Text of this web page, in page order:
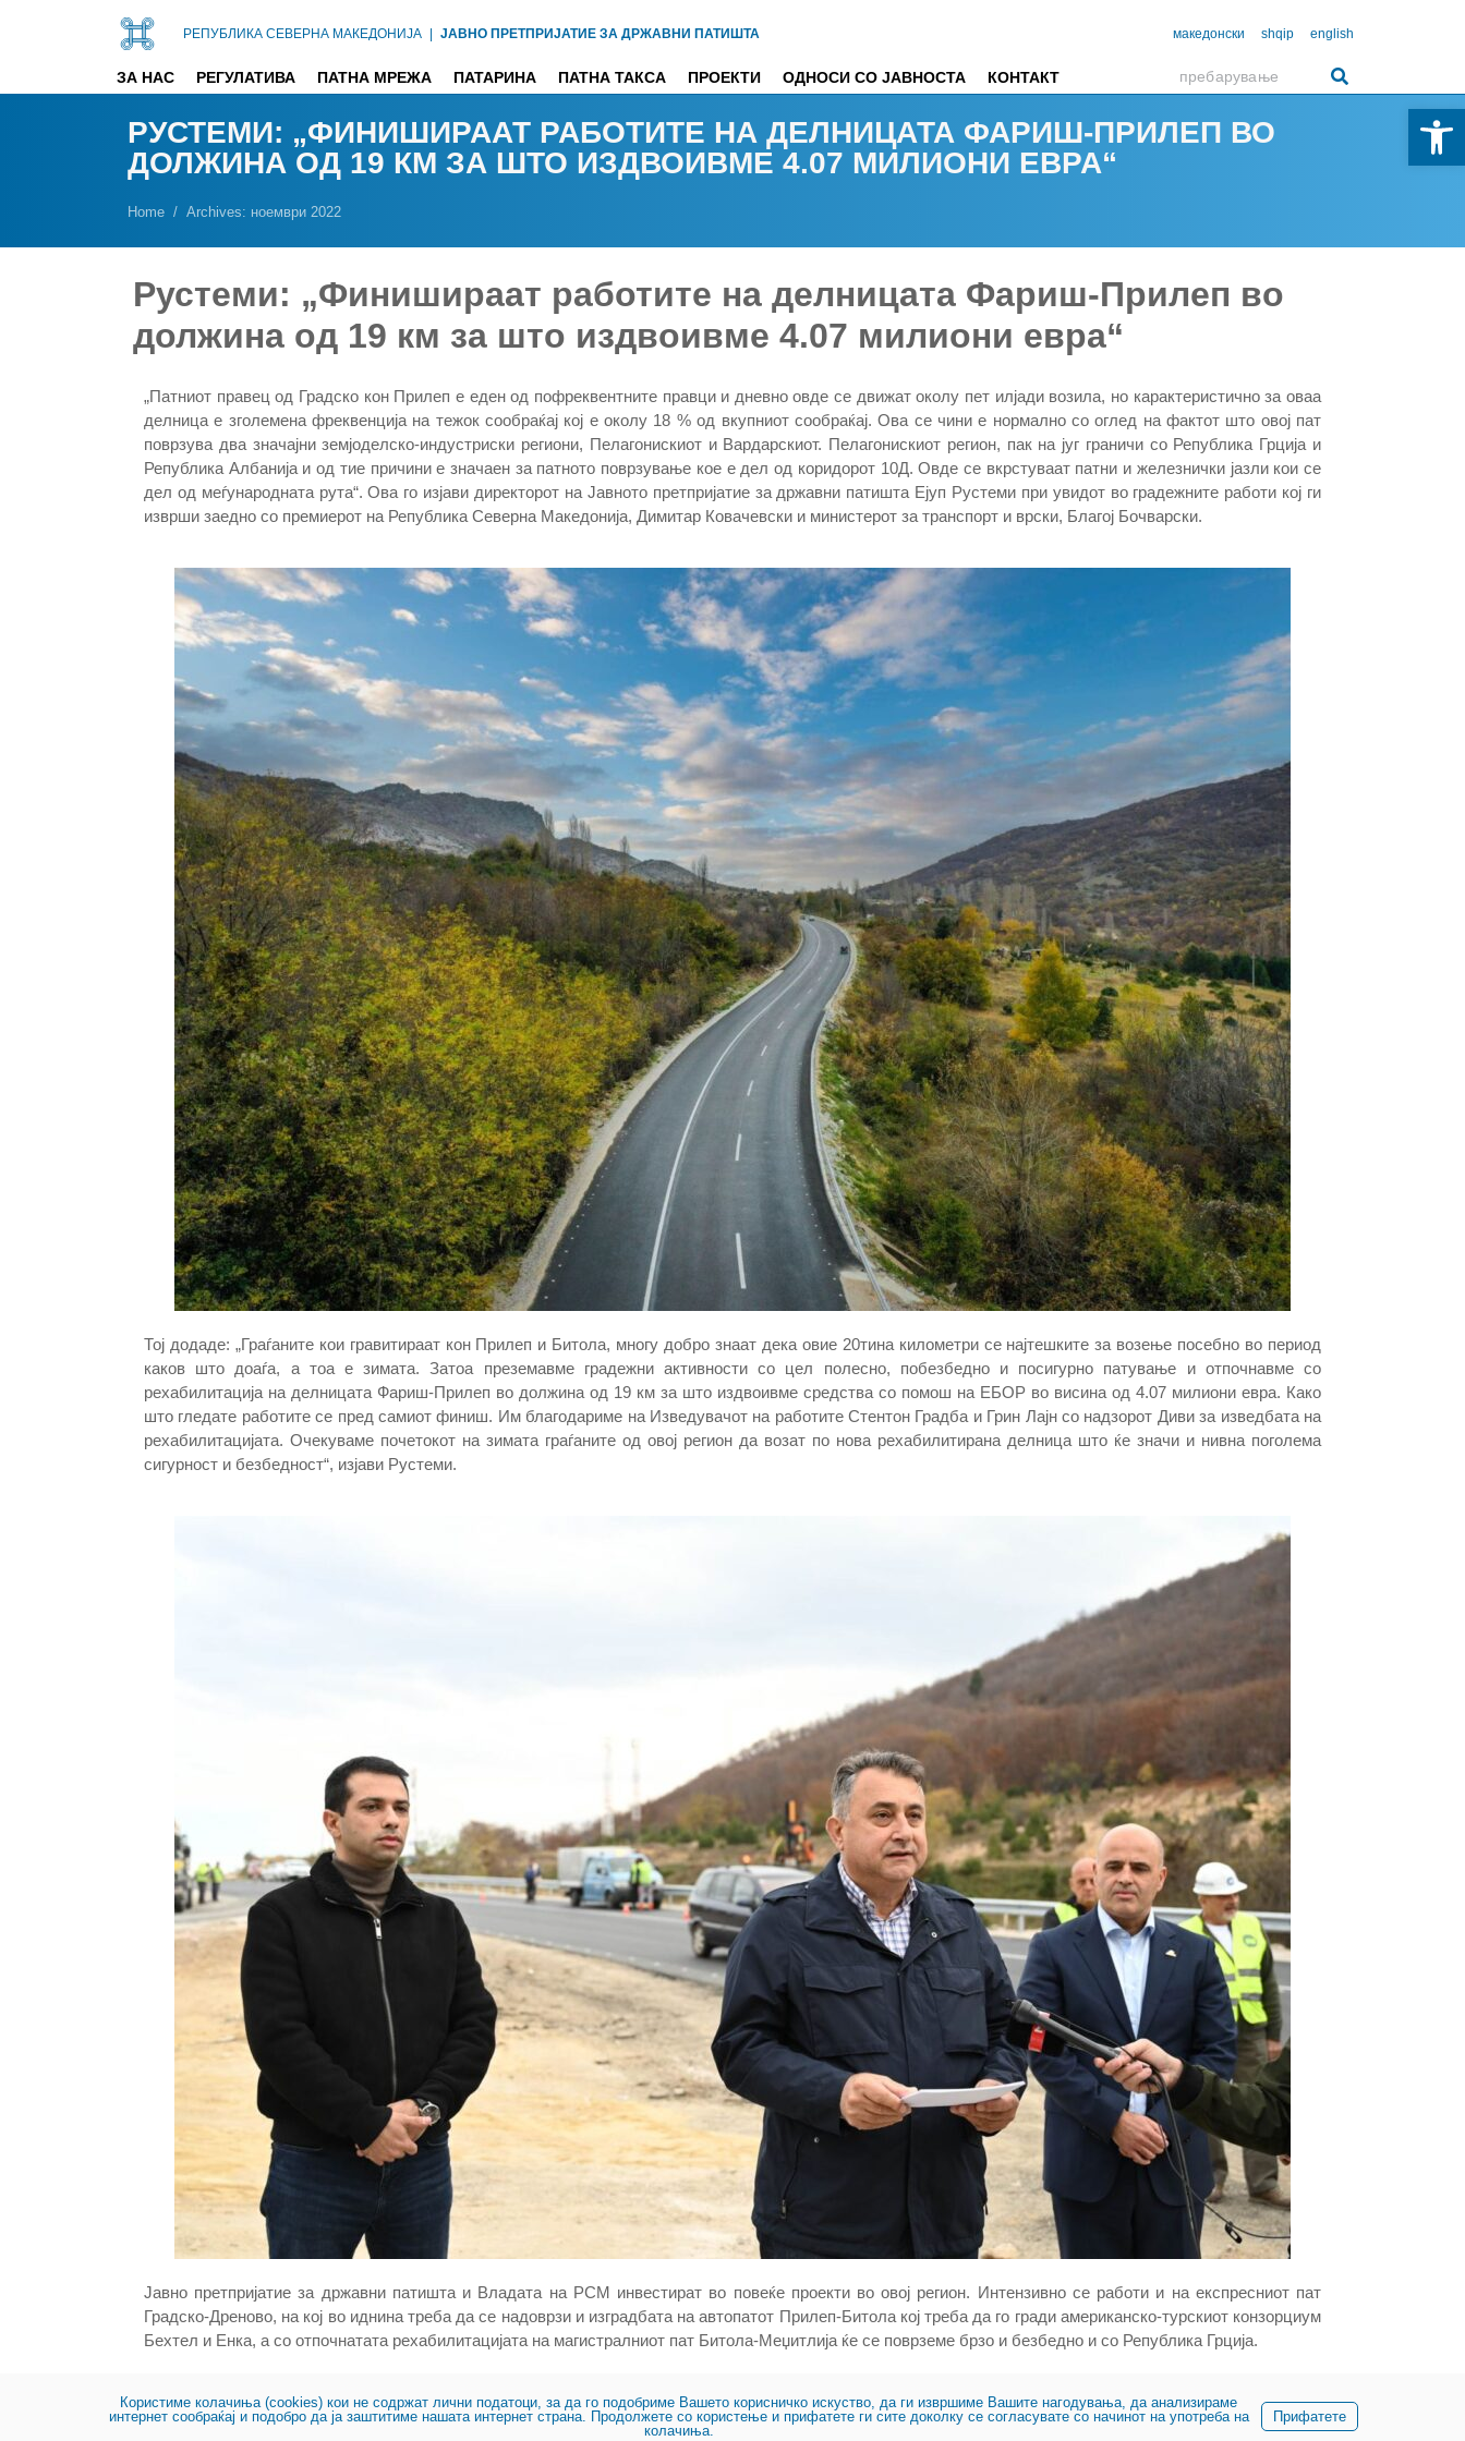
РЕПУБЛИКА СЕВЕРНА МАКЕДОНИЈА | ЈАВНО ПРЕТПРИЈАТИЕ ЗА ДРЖАВНИ ПАТИШТА македонски shqip english
ЗА НАС РЕГУЛАТИВА ПАТНА МРЕЖА ПАТАРИНА ПАТНА ТАКСА ПРОЕКТИ ОДНОСИ СО ЈАВНОСТА КОНТАКТ
РУСТЕМИ: „ФИНИШИРААТ РАБОТИТЕ НА ДЕЛНИЦАТА ФАРИШ-ПРИЛЕП ВО
ДОЛЖИНА ОД 19 КМ ЗА ШТО ИЗДВОИВМЕ 4.07 МИЛИОНИ ЕВРА“
Home Archives: ноември 2022
Рустеми: „Финишираат работите на делницата Фариш-Прилеп во
должина од 19 км за што издвоивме 4.07 милиони евра“
„Патниот правец од Градско кон Прилеп е еден од пофреквентните правци и дневно овде се движат околу пет илјади возила, но карактеристично за оваа
делница е зголемена фреквенција на тежок сообраќај кој е околу 18 % од вкупниот сообраќај. Ова се чини е нормално со оглед на фактот што овој пат
поврзува два значајни земјоделско-индустриски региони, Пелагонискиот и Вардарскиот. Пелагонискиот регион, пак на југ граничи со Република Грција и
Република Албанија и од тие причини е значаен за патното поврзување кое е дел од коридорот 10Д. Овде се вкрстуваат патни и железнички јазли кои се
дел од меѓународната рута“. Ова го изјави директорот на Јавното претпријатие за државни патишта Ејуп Рустеми при увидот во градежните работи кој ги
изврши заедно со премиерот на Република Северна Македонија, Димитар Ковачевски и министерот за транспорт и врски, Благој Бочварски.
Тој додаде: „Граѓаните кои гравитираат кон Прилеп и Битола, многу добро знаат дека овие 20тина километри се најтешките за возење посебно во период
каков што доаѓа, а тоа е зимата. Затоа преземавме градежни активности со цел полесно, побезбедно и посигурно патување и отпочнавме со
рехабилитација на делницата Фариш-Прилеп во должина од 19 км за што издвоивме средства со помош на ЕБОР во висина од 4.07 милиони евра. Како
што гледате работите се пред самиот финиш. Им благодариме на Изведувачот на работите Стентон Градба и Грин Лајн со надзорот Диви за изведбата на
рехабилитацијата. Очекуваме почетокот на зимата граѓаните од овој регион да возат по нова рехабилитирана делница што ќе значи и нивна поголема
сигурност и безбедност“, изјави Рустеми.
Јавно претпријатие за државни патишта и Владата на РСМ инвестират во повеќе проекти во овој регион. Интензивно се работи и на експресниот пат
Градско-Дреново, на кој во иднина треба да се надоврзи и изградбата на автопатот Прилеп-Битола кој треба да го гради американско-турскиот конзорциум
Бехтел и Енка, а со отпочнатата рехабилитацијата на магистралниот пат Битола-Меџитлија ќе се поврземе брзо и безбедно и со Република Грција.
Користиме колачиња (cookies) кои не содржат лични податоци, за да го подобриме Вашето корисничко искуство, да ги извршиме Вашите нагодувања, да анализираме
интернет сообраќај и подобро да ја заштитиме нашата интернет страна. Продолжете со користење и прифатете ги сите доколку се согласувате со начинот на употреба на
колачиња.
Прифатете